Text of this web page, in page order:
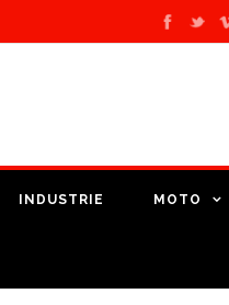
INDUSTRIE MOTO